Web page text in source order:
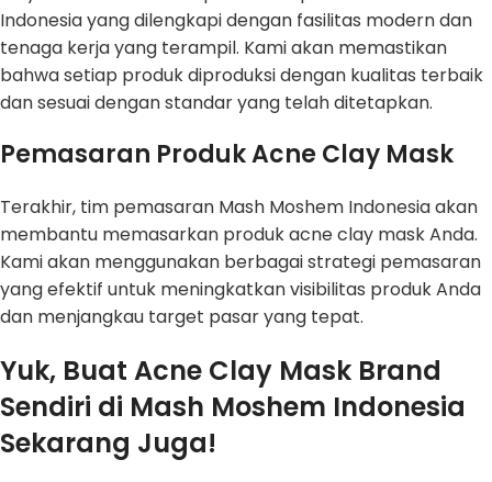
Indonesia yang dilengkapi dengan fasilitas modern dan
tenaga kerja yang terampil. Kami akan memastikan
bahwa setiap produk diproduksi dengan kualitas terbaik
dan sesuai dengan standar yang telah ditetapkan.
Pemasaran Produk Acne Clay Mask
Terakhir, tim pemasaran Mash Moshem Indonesia akan
membantu memasarkan produk acne clay mask Anda.
Kami akan menggunakan berbagai strategi pemasaran
yang efektif untuk meningkatkan visibilitas produk Anda
dan menjangkau target pasar yang tepat.
Yuk, Buat Acne Clay Mask Brand
Sendiri di Mash Moshem Indonesia
Sekarang Juga!